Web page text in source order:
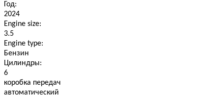
Год:
2024
Engine size:
3.5
Engine type:
Бензин
Цилиндры:
6
коробка передач
автоматический